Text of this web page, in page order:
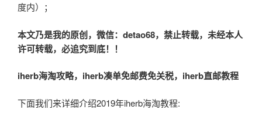
度内）；
本文乃是我的原创，微信：detao68，禁止转载，未经本人
许可转载，必追究到底！！
iherb海淘攻略，iherb凑单免邮费免关税，iherb直邮教程
下面我们来详细介绍2019年iherb海淘教程: